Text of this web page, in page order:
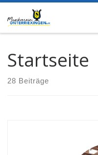
Zum Inhalt springen
Startseite
28 Beiträge